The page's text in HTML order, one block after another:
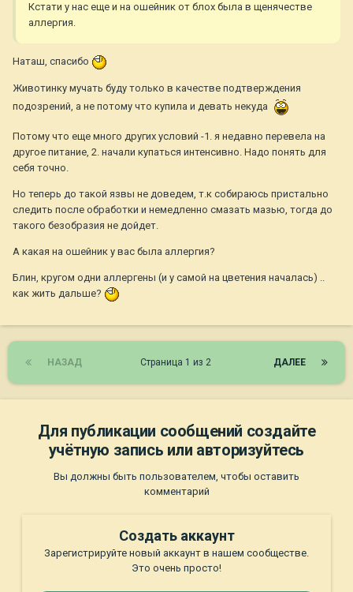
Кстати у нас еще и на ошейник от блох была в щенячестве
аллергия.
Наташ, спасибо
Животинку мучать буду только в качестве подтверждения
подозрений, а не потому что купила и девать некуда
Потому что еще много других условий -1. я недавно перевела на
другое питание, 2. начали купаться интенсивно. Надо понять для
себя точно.
Но теперь до такой язвы не доведем, т.к собираюсь пристально
следить после обработки и немедленно смазать мазью, тогда до
такого безобразия не дойдет.
А какая на ошейник у вас была аллергия?
Блин, кругом одни аллергены (и у самой на цветения началась) ..
как жить дальше?
НАЗАД ДАЛЕЕ
Страница 1 из 2
Для публикации сообщений создайте
учётную запись или авторизуйтесь
Вы должны быть пользователем, чтобы оставить
комментарий
Создать аккаунт
Зарегистрируйте новый аккаунт в нашем сообществе.
Это очень просто!